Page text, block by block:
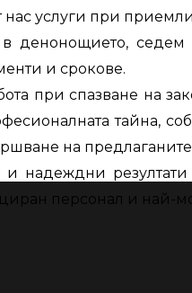
нас услуги при
в денонощието,
и срокове.
при спазване на
тайна,
на предлаганите
и надеждни резултати
персонал и най-